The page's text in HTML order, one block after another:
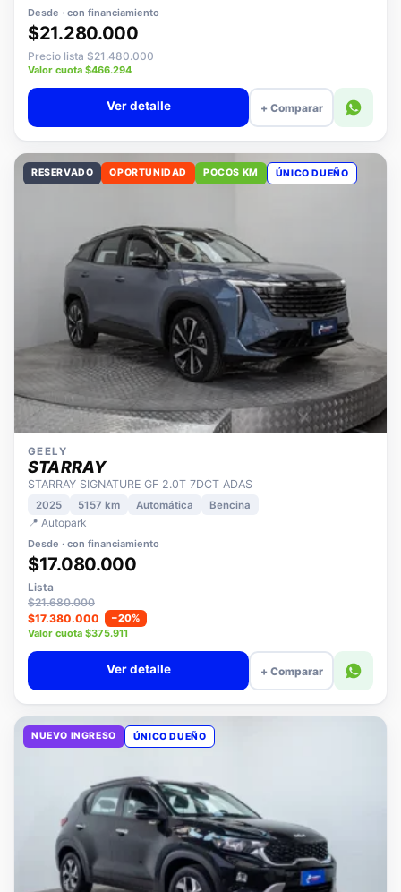
📍 Bilbao
Desde · con financiamiento
$21.280.000
Precio lista $21.480.000
Valor cuota $466.294
+ Comparar
RESERVADO OPORTUNIDAD POCOS KM
GEELY
STARRAY
STARRAY SIGNATURE GF 2.0T 7DCT ADAS
2025 5157 km
📍 Autopark
Desde · con financiamiento
$17.080.000
Lista
$21.680.000
$17.380.000
−20%
Valor cuota $375.911
+ Comparar
NUEVO INGRESO